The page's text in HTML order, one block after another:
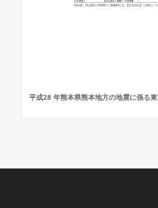
平成28 年熊本県熊本地方の地震に係る